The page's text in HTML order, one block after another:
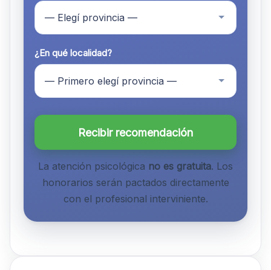
¿En qué localidad?
Recibir recomendación
La atención psicológica no es gratuita. Los
honorarios serán pactados directamente
con el profesional interviniente.